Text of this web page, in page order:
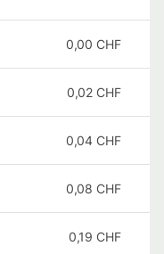
0,00 CHF
0,02 CHF
0,04 CHF
0,08 CHF
0,19 CHF